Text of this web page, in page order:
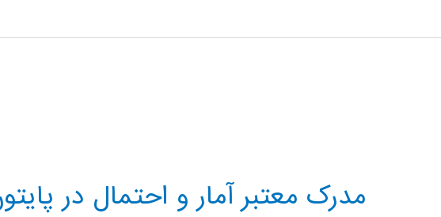
مدرک معتبر آمار و احتمال در